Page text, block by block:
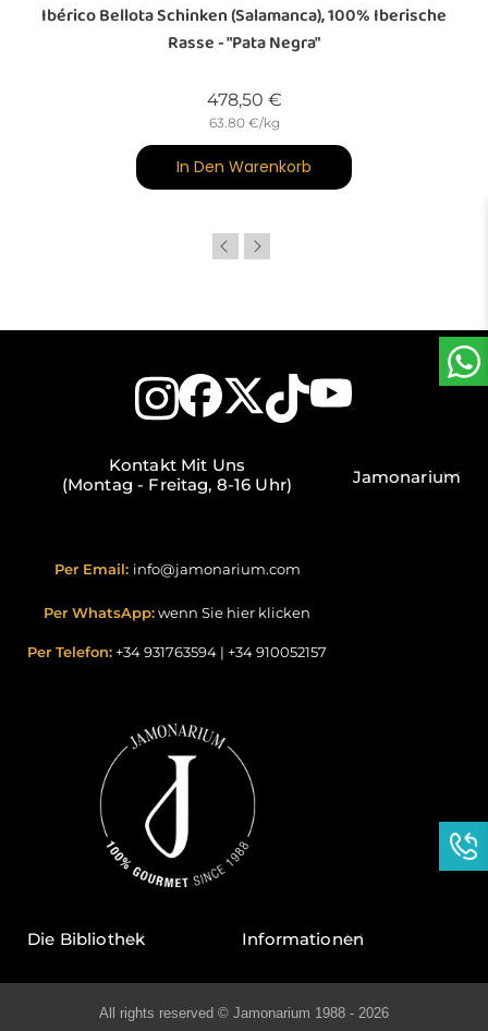
Ibérico Bellota Schinken (Salamanca), 100% Iberische
Rasse - "Pata Negra"
478,50 €Preis
63.80 €/kg
In Den Warenkorb
Kontakt Mit Uns
(Montag - Freitag, 8-16 Uhr)
Per Email: info@jamonarium.com
Per WhatsApp:wenn Sie hier klicken
Per Telefon: +34 931763594 | +34 910052157
Jamonarium
Die Bibliothek Informationen
All rights reserved © Jamonarium 1988 - 2026